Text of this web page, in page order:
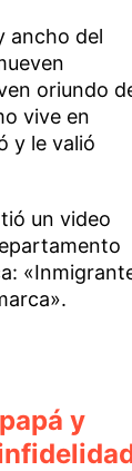
ancho del
oriundo
vive en
y le valió
un video
y